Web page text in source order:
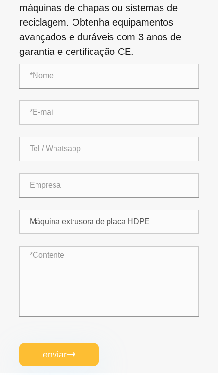
máquinas de chapas ou sistemas de
reciclagem. Obtenha equipamentos
avançados e duráveis ​​com 3 anos de
garantia e certificação CE.
enviar